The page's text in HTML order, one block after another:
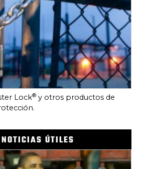
Lock®y otros productos de
NOTICIAS ÚTILES